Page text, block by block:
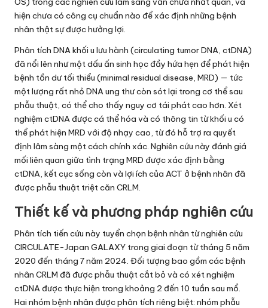
hiện chưa có công cụ chuẩn nào để xác định những bệnh
nhân thật sự được hưởng lợi.
Phân tích DNA khối u lưu hành (circulating tumor DNA, ctDNA)
đã nổi lên như một dấu ấn sinh học đầy hứa hẹn để phát hiện
bệnh tồn dư tối thiểu (minimal residual disease, MRD) — tức
một lượng rất nhỏ DNA ung thư còn sót lại trong cơ thể sau
phẫu thuật, có thể cho thấy nguy cơ tái phát cao hơn. Xét
nghiệm ctDNA được cá thể hóa và có thông tin từ khối u có
thể phát hiện MRD với độ nhạy cao, từ đó hỗ trợ ra quyết
định lâm sàng một cách chính xác. Nghiên cứu này đánh giá
mối liên quan giữa tình trạng MRD được xác định bằng
ctDNA, kết cục sống còn và lợi ích của ACT ở bệnh nhân đã
được phẫu thuật triệt căn CRLM.
Thiết kế và phương pháp nghiên cứu
Phân tích tiến cứu này tuyển chọn bệnh nhân từ nghiên cứu
CIRCULATE-Japan GALAXY trong giai đoạn từ tháng 5 năm
2020 đến tháng 7 năm 2024. Đối tượng bao gồm các bệnh
nhân CRLM đã được phẫu thuật cắt bỏ và có xét nghiệm
ctDNA được thực hiện trong khoảng 2 đến 10 tuần sau mổ.
Hai nhóm bệnh nhân được phân tích riêng biệt: nhóm phẫu